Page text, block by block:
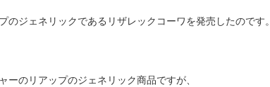
のジェネリックであるリザレックコーワを発売したのです。
ーのリアップのジェネリック商品ですが、